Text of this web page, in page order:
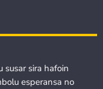
susar sira hafoin
esperansa no